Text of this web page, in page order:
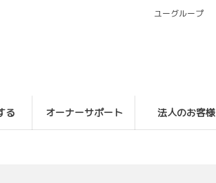
る オーナーサポート 法人のお客様
ユーグループ